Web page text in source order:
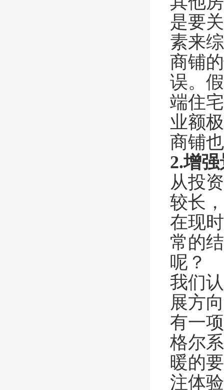
是要
素来
商铺
误。
端住
业额
商铺
2.增
从投
较长
在现
常的
呢？
我们
展方
有一
格尔
暖的
注体